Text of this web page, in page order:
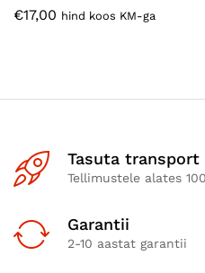
€17,00 hind koos KM-ga
Tasuta transport
Tellimustele alates
Garantii
2-10 aastat garantii